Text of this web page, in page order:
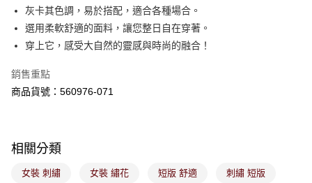
１．透過由恩沛科技股份有限公司提供之「AFTEE先享後付」服務完成之交
易，需依本服務之必要範圍內提供個人資料，並將交易相關給付款項請求債
２．關於個人資料處理事宜，請瀏覽以下網址：
３．未成年的使用者請事先徵得法定代理人或監護人之同意方可使用
時審查核予不同之上限額度；若仍有額度不足之情形，本公司將視審查結果
５．嚴禁一人註冊多個帳號或使用他人資訊註冊。若發現惡意使用之情形，
7-11取貨付款
免運費
免運費
付款後門市取貨
免運費
灰卡其色調，易於搭配，適合各種場合。
選用柔軟舒適的面料，讓您整日自在穿著。
穿上它，感受大自然的靈感與時尚的融合！
銷售重點
商品貨號：560976-071
相關分類
女裝 刺繡 女裝 繡花 短版 舒適 刺繡 短版